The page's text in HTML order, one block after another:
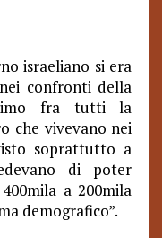
israeliano si era
confronti della
fra tutti la
che vivevano nei
soprattutto a
di poter
a 200mila
demografico”.